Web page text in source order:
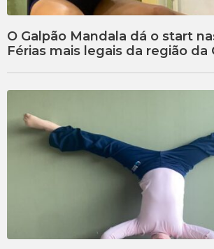
O Galpão Mandala dá o start
Férias mais legais da região da